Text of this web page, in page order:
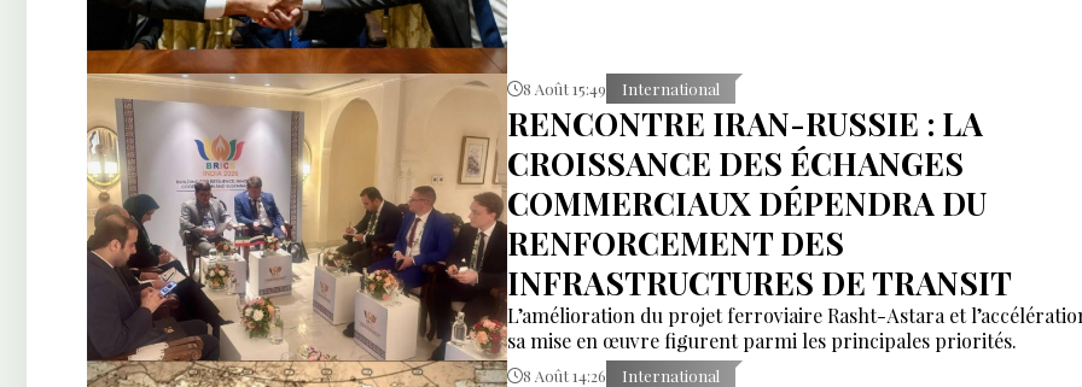
8 Août 15:49 International
RENCONTRE IRAN-RUSSIE : LA
CROISSANCE DES ÉCHANGES
COMMERCIAUX DÉPENDRA DU
RENFORCEMENT DES
INFRASTRUCTURES DE TRANSIT
L’amélioration du projet ferroviaire Rasht-Astara et
sa mise en œuvre figurent parmi les principales priorités.
8 Août 14:26 International